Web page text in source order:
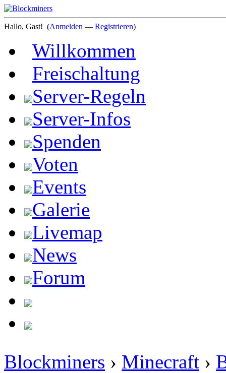
Hallo, Gast! (Anmelden — Registrieren)
Willkommen
Freischaltung
Server-Regeln
Server-Infos
Spenden
Voten
Events
Galerie
Livemap
News
Forum
Blockminers › Minecraft ›